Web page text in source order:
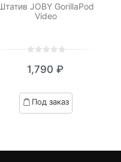
JOBY GorillaPod
Video
out
based
on
1,790 ₽
Под заказ